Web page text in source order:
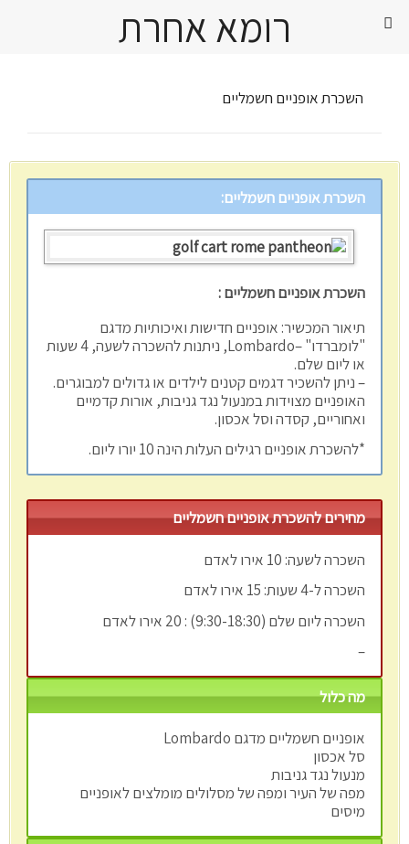
השכרת אופניים חשמליים
השכרת אופניים חשמליים:
השכרת אופניים חשמליים :
תיאור המכשיר: אופניים חדישות ואיכותיות מדגם
"לומברדו" –Lombardo, ניתנות להשכרה לשעה, 4 שעות
או ליום שלם.
– ניתן להשכיר דגמים קטנים לילדים או גדולים למבוגרים.
האופניים מצוידות במנעול נגד גניבות, אורות קדמיים
ואחוריים, קסדה וסל אכסון.
*להשכרת אופניים רגילים העלות הינה 10 יורו ליום.
מחירים להשכרת אופניים חשמליים
השכרה לשעה: 10 אירו לאדם
השכרה ל-4 שעות: 15 אירו לאדם
השכרה ליום שלם (9:30-18:30) : 20 אירו לאדם
–
מה כלול
אופניים חשמליים מדגם Lombardo
סל אכסון
מנעול נגד גניבות
מפה של העיר ומפה של מסלולים מומלצים לאופניים
מיסים
רומא אחרת